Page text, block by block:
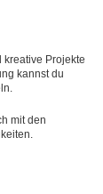
kreative Projekte
kannst du
mit den